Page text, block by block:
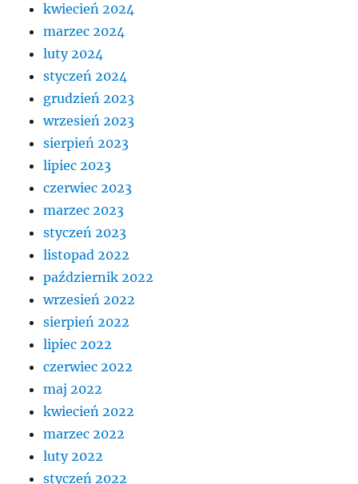
kwiecień 2024
marzec 2024
luty 2024
styczeń 2024
grudzień 2023
wrzesień 2023
sierpień 2023
lipiec 2023
czerwiec 2023
marzec 2023
styczeń 2023
listopad 2022
październik 2022
wrzesień 2022
sierpień 2022
lipiec 2022
czerwiec 2022
maj 2022
kwiecień 2022
marzec 2022
luty 2022
styczeń 2022